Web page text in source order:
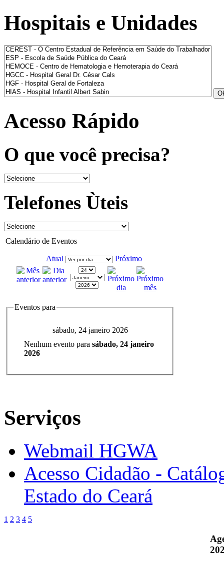
Hospitais e Unidades
Acesso Rápido
O que você precisa?
Telefones Ùteis
Calendário de Eventos
Atual Próximo
Eventos para
sábado, 24 janeiro 2026
Nenhum evento para sábado, 24 janeiro
2026
Serviços
Webmail HGWA
Acesso Cidadão -
Estado do Ceará
1 2 3 4 5